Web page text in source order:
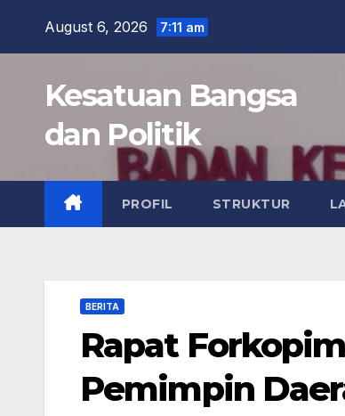
August 6, 2026 7:11 am
Kesatuan Bangsa
dan Politik
PROFIL STRUKTUR
BERITA
Rapat
Pemimpin